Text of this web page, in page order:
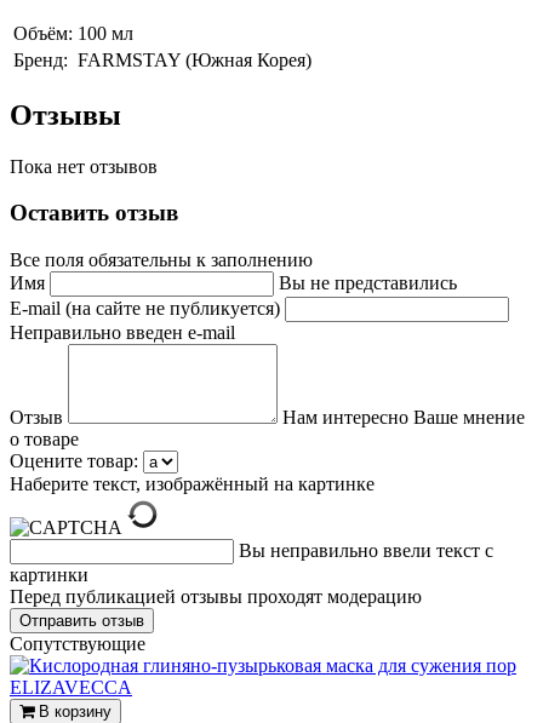
Объём: 100 мл
Бренд: FARMSTAY (Южная Корея)
Отзывы
Пока нет отзывов
Оставить отзыв
Все поля обязательны к заполнению
Имя
Вы не представились
E-mail (на сайте не публикуется)
Неправильно введен e-mail
Отзыв
Нам интересно Ваше мнение
о товаре
Оцените товар:
Наберите текст, изображённый на картинке
Вы неправильно ввели текст с
картинки
Перед публикацией отзывы проходят модерацию
Cопутствующие
В корзину